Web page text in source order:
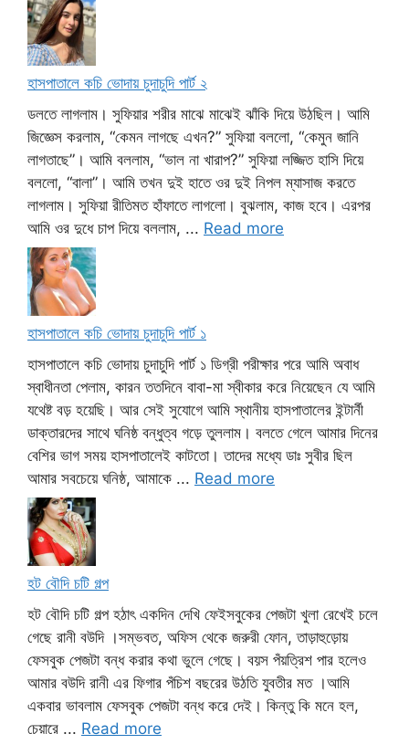
হাসপাতালে কচি ভোদায় চুদাচুদি পার্ট ২
ডলতে লাগলাম। সুফিয়ার শরীর মাঝে মাঝেই ঝাঁকি দিয়ে উঠছিল। আমি
জিজ্ঞেস করলাম, “কেমন লাগছে এখন?” সুফিয়া বললো, “কেমুন জানি
লাগতাছে”। আমি বললাম, “ভাল না খারাপ?” সুফিয়া লজ্জিত হাসি দিয়ে
বললো, “বালা”। আমি তখন দুই হাতে ওর দুই নিপল ম্যাসাজ করতে
লাগলাম। সুফিয়া রীতিমত হাঁফাতে লাগলো। বুঝলাম, কাজ হবে। এরপর
আমি ওর দুধে চাপ দিয়ে বললাম, ... Read more
হাসপাতালে কচি ভোদায় চুদাচুদি পার্ট ১
হাসপাতালে কচি ভোদায় চুদাচুদি পার্ট ১ ডিগ্রী পরীক্ষার পরে আমি অবাধ
স্বাধীনতা পেলাম, কারন ততদিনে বাবা-মা স্বীকার করে নিয়েছেন যে আমি
যথেষ্ট বড় হয়েছি। আর সেই সুযোগে আমি স্থানীয় হাসপাতালের ইন্টার্নী
ডাক্তারদের সাথে ঘনিষ্ঠ বন্ধুত্ব গড়ে তুললাম। বলতে গেলে আমার দিনের
বেশির ভাগ সময় হাসপাতালেই কাটতো। তাদের মধ্যে ডাঃ সুবীর ছিল
আমার সবচেয়ে ঘনিষ্ঠ, আমাকে ... Read more
হট বৌদি চটি গল্প
হট বৌদি চটি গল্প হঠাৎ একদিন দেখি ফেইসবুকের পেজটা খুলা রেখেই চলে
গেছে রানী বউদি ।সম্ভবত, অফিস থেকে জরুরী ফোন, তাড়াহুড়োয়
ফেসবুক পেজটা বন্ধ করার কথা ভুলে গেছে। বয়স পঁয়ত্রিশ পার হলেও
আমার বউদি রানী এর ফিগার পঁচিশ বছরের উঠতি যুবতীর মত ।আমি
একবার ভাবলাম ফেসবুক পেজটা বন্ধ করে দেই। কিন্তু কি মনে হল,
চেয়ারে ... Read more